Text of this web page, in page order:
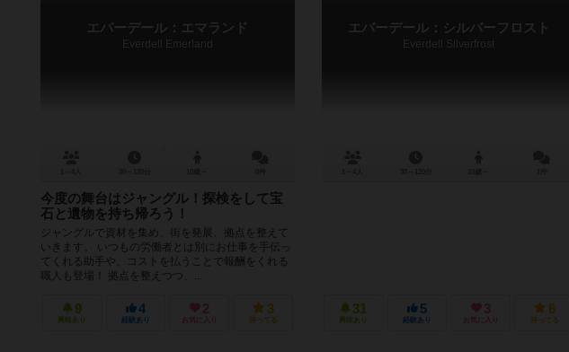
エバーデール：エマランド
Everdell Emerland
今度の舞台はジャングル！探検をして宝
石と遺物を持ち帰ろう！
ジャングルで資材を集め、街を発展、拠点を整えて
いきます。 いつもの労働者とは別にお仕事を手伝っ
てくれる助手や、コストを払うことで報酬をくれる
職人も登場！ 拠点を整えつつ、...
9
興味あり
4
経験あり
2
お気に入り
3
持ってる
エバーデール：シルバーフロスト
Everdell Silverfrost
31
興味あり
5
経験あり
3
お気に入り
6
持ってる